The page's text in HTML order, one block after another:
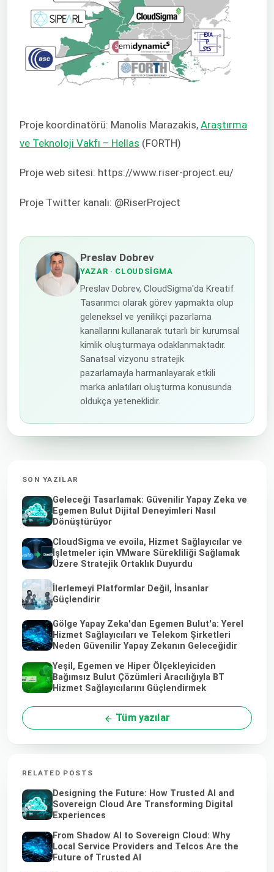
Proje koordinatörü: Manolis Marazakis, Araştırma
ve Teknoloji Vakfı – Hellas (FORTH)
Proje web sitesi: https://www.riser-project.eu/
Proje Twitter kanalı: @RiserProject
Preslav Dobrev
YAZAR · CLOUDSIGMA
Preslav Dobrev, CloudSigma'da Kreatif
Tasarımcı olarak görev yapmakta olup
geleneksel ve yenilikçi pazarlama
kanallarını kullanarak tutarlı bir kurumsal
kimlik oluşturmaya odaklanmaktadır.
Sanatsal vizyonu stratejik
pazarlamayla harmanlayarak etkili
marka anlatıları oluşturma konusunda
oldukça yeteneklidir.
SON YAZILAR
Geleceği Tasarlamak: Güvenilir Yapay Zeka ve
Egemen Bulut Dijital Deneyimleri Nasıl
Dönüştürüyor
CloudSigma ve evoila, Hizmet Sağlayıcılar ve
İşletmeler için VMware Sürekliliği Sağlamak
Üzere Stratejik Ortaklık Duyurdu
İlerlemeyi Platformlar Değil, İnsanlar
Güçlendirir
Gölge Yapay Zeka'dan Egemen Bulut'a: Yerel
Hizmet Sağlayıcıları ve Telekom Şirketleri
Neden Güvenilir Yapay Zekanın Geleceğidir
Yeşil, Egemen ve Hiper Ölçekleyiciden
Bağımsız Bulut Çözümleri Aracılığıyla BT
Hizmet Sağlayıcılarını Güçlendirmek
Tüm yazılar
RELATED POSTS
Designing the Future: How Trusted AI and
Sovereign Cloud Are Transforming Digital
Experiences
From Shadow AI to Sovereign Cloud: Why
Local Service Providers and Telcos Are the
Future of Trusted AI